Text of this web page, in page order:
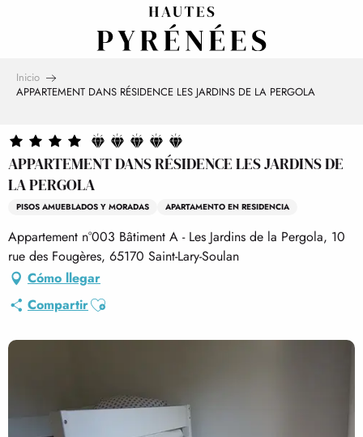
Inicio
APPARTEMENT DANS RÉSIDENCE LES JARDINS DE LA PERGOLA
APPARTEMENT DANS RÉSIDENCE LES JARDINS DE
LA PERGOLA
PISOS AMUEBLADOS Y MORADAS APARTAMENTO EN RESIDENCIA
Appartement n°003 Bâtiment A - Les Jardins de la Pergola, 10
rue des Fougères, 65170 Saint-Lary-Soulan
Cómo llegar
CompartirAjouter aux favoris